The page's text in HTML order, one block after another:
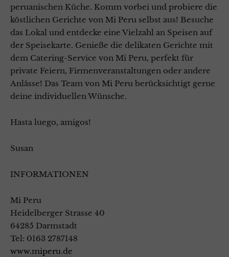
peruanischen Küche. Komm vorbei und probiere die
köstlichen Gerichte von Mi Peru selbst aus! Besuche
das Lokal und entdecke eine Vielzahl an Speisen auf
der Speisekarte. Genieße die delikaten Gerichte mit
dem Catering-Service von Mi Peru, perfekt für
private Feiern, Firmenveranstaltungen oder andere
Anlässe! Das Team von Mi Peru berücksichtigt gerne
deine individuellen Wünsche.
Hasta luego, amigos!
Susan
INFORMATIONEN
Mi Peru
Heidelberger Strasse 40
64285 Darmstadt
Tel: 0163 2787148
www.miperu.de